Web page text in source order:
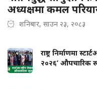
अध्यक्षमा कमल
शनिबार, साउन २३, २०८३
राष्ट्र निर्माणमा
२०२६’ औपचारिक